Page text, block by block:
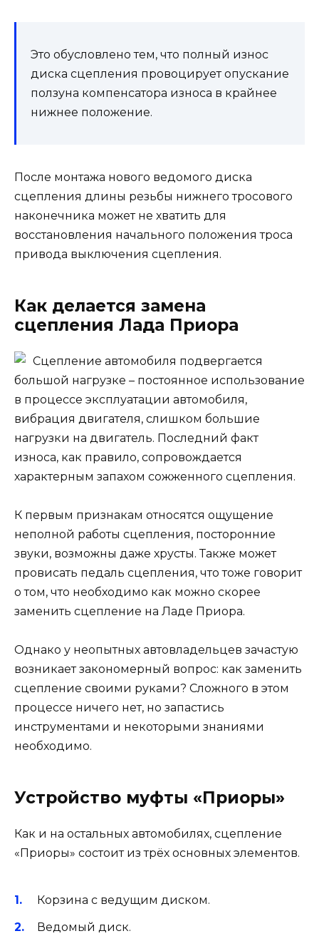
Это обусловлено тем, что полный износ
диска сцепления провоцирует опускание
ползуна компенсатора износа в крайнее
нижнее положение.
После монтажа нового ведомого диска
сцепления длины резьбы нижнего тросового
наконечника может не хватить для
восстановления начального положения троса
привода выключения сцепления.
Как делается замена
сцепления Лада Приора
Сцепление автомобиля подвергается
большой нагрузке – постоянное использование
в процессе эксплуатации автомобиля,
вибрация двигателя, слишком большие
нагрузки на двигатель. Последний факт
износа, как правило, сопровождается
характерным запахом сожженного сцепления.
К первым признакам относятся ощущение
неполной работы сцепления, посторонние
звуки, возможны даже хрусты. Также может
провисать педаль сцепления, что тоже говорит
о том, что необходимо как можно скорее
заменить сцепление на Ладе Приора.
Однако у неопытных автовладельцев зачастую
возникает закономерный вопрос: как заменить
сцепление своими руками? Сложного в этом
процессе ничего нет, но запастись
инструментами и некоторыми знаниями
необходимо.
Устройство муфты «Приоры»
Как и на остальных автомобилях, сцепление
«Приоры» состоит из трёх основных элементов.
Корзина с ведущим диском.
Ведомый диск.